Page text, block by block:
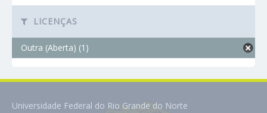
LICENÇAS
Outra (Aberta) (1)
Universidade Federal do Rio Grande do Norte